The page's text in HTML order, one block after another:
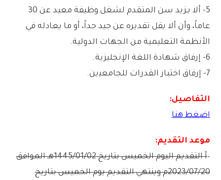
5- أﻻ ﻳـﺰﻳﺪ ﺳﻦ المتقدم ﻟﺸﻐﻞ وﻇﻴﻔﺔ ﻣﻌﻴﺪ ﻋﻦ 30
ﻋﺎﻣﺎً، وأن أﻻ ﻳﻘﻞ ﺗﻘﺪﻳﺮه ﻋﻦ ﺟﻴﺪ ﺟﺪاً، أو ﻣﺎ ﻳﻌﺎدﻟﻪ في
اﻷﻧﻈﻤﺔ اﻟﺘﻌﻠﻴﻤﻴﺔ ﻣﻦ الجهات اﻟﺪوﻟﻴﺔ.
6- إرﻓﺎق ﺷﻬﺎدة اﻟﻠﻐﺔ الإنجليزية.
7- إرﻓﺎق اﺧﺘﺒﺎر اﻟﻘﺪرات ﻟﻠﺠﺎﻣﻌﻴين.
التفاصيل:
اضغط هنا
موعد التقديم:
–
أ التقديم اليوم الخميس بتاريخ 1445/01/02هـ الموافق
2023/07/20م وينتهي التقديم يوم الخميس بتاريخ